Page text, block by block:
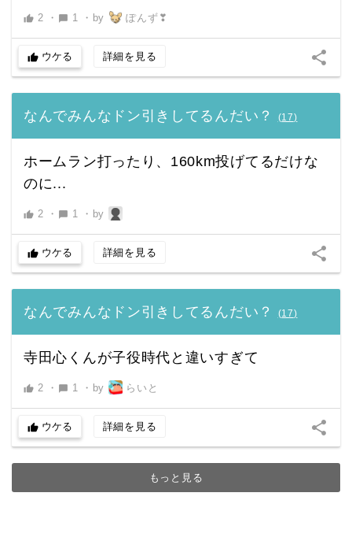
thumb_up 2 ・ chat_bubble 1 ・ by ぽんず❣
thumb_up ウケる 詳細を見る share
なんでみんなドン引きしてるんだい？ (17)
ホームラン打ったり、160km投げてるだけな
のに...
thumb_up 2 ・ chat_bubble 1 ・ by
thumb_up ウケる 詳細を見る share
なんでみんなドン引きしてるんだい？ (17)
寺田心くんが子役時代と違いすぎて
thumb_up 2 ・ chat_bubble 1 ・ by らいと
thumb_up ウケる 詳細を見る share
もっと見る